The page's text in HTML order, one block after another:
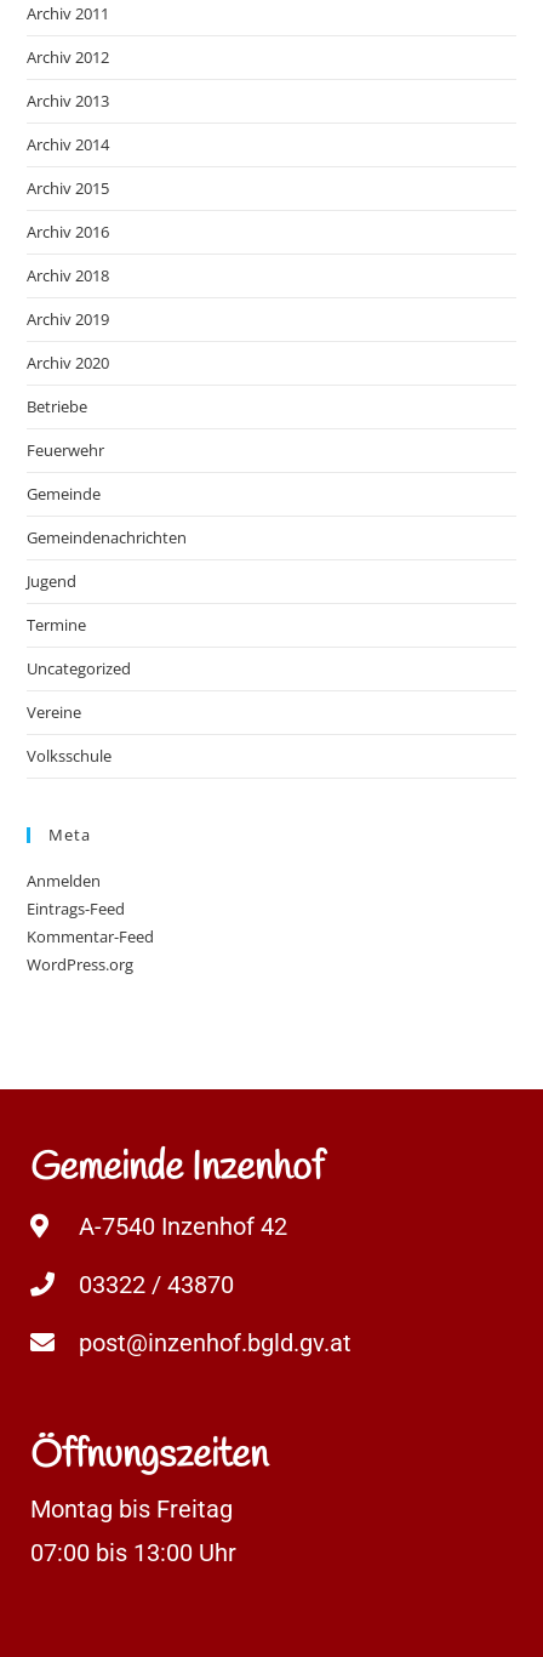
Archiv 2011
Archiv 2012
Archiv 2013
Archiv 2014
Archiv 2015
Archiv 2016
Archiv 2018
Archiv 2019
Archiv 2020
Betriebe
Feuerwehr
Gemeinde
Gemeindenachrichten
Jugend
Termine
Uncategorized
Vereine
Volksschule
Meta
Anmelden
Eintrags-Feed
Kommentar-Feed
WordPress.org
Gemeinde Inzenhof
A-7540 Inzenhof 42
03322 / 43870
post@inzenhof.bgld.gv.at
Öffnungszeiten
Montag bis Freitag
07:00 bis 13:00 Uhr